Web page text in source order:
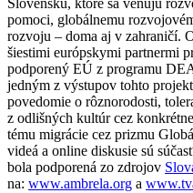
Slovensku, ktoré sa venujú
pomoci, globálnemu
rozvoju – doma aj v zahraničí.
šiestimi európskymi partnermi
podporený EÚ z programu
jedným z výstupov tohto
povedomie o rôznorodosti,
z odlišných kultúr cez
tému migrácie cez prizmu
videá a online diskusie sú
bola podporená zo zdrojov
na: www.ambrela.org a